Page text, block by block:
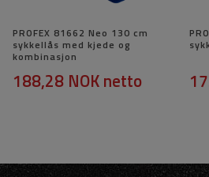
PROFEX 81662 Neo 130 cm
sykkellås med kjede og
kombinasjon
188,28 NOKnetto